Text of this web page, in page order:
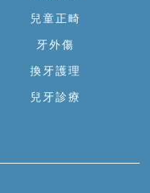
兒童正畸
牙外傷
換牙護理
兒牙診療